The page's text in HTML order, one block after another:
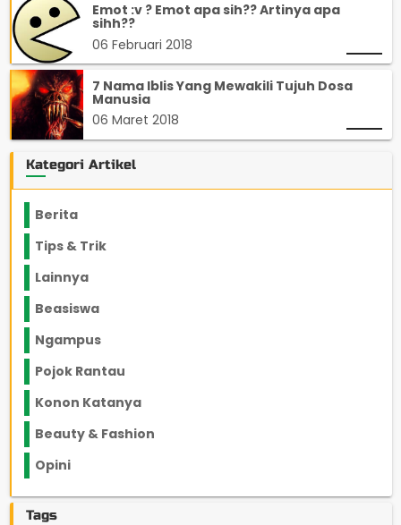
Emot :v ? Emot apa sih?? Artinya apa
sihh??
06 Februari 2018
7 Nama Iblis Yang Mewakili Tujuh Dosa
Manusia
06 Maret 2018
Kategori Artikel
Berita
Tips & Trik
Lainnya
Beasiswa
Ngampus
Pojok Rantau
Konon Katanya
Beauty & Fashion
Opini
Tags